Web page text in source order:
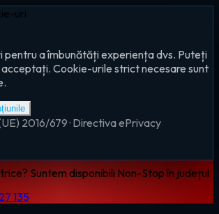
uri
pentru a îmbunătăți experiența dvs. Puteți
Cookie-urile strict necesare sunt
2016/679 · Directiva ePrivacy
Suntem disponibili Non-Stop în județul
135